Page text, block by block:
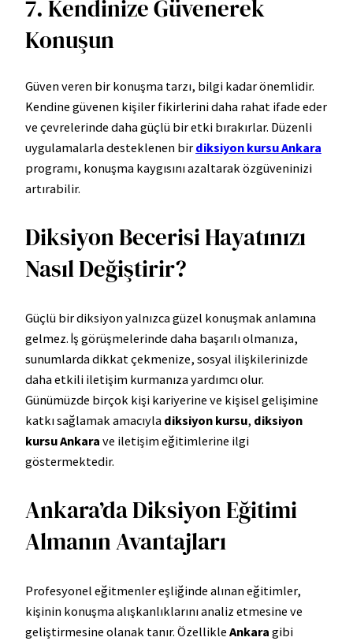
7. Kendinize Güvenerek
Konuşun
Güven veren bir konuşma tarzı, bilgi kadar önemlidir.
Kendine güvenen kişiler fikirlerini daha rahat ifade eder
ve çevrelerinde daha güçlü bir etki bırakırlar. Düzenli
uygulamalarla desteklenen bir diksiyon kursu Ankara
programı, konuşma kaygısını azaltarak özgüveninizi
artırabilir.
Diksiyon Becerisi Hayatınızı
Nasıl Değiştirir?
Güçlü bir diksiyon yalnızca güzel konuşmak anlamına
gelmez. İş görüşmelerinde daha başarılı olmanıza,
sunumlarda dikkat çekmenize, sosyal ilişkilerinizde
daha etkili iletişim kurmanıza yardımcı olur.
Günümüzde birçok kişi kariyerine ve kişisel gelişimine
katkı sağlamak amacıyla diksiyon kursu, diksiyon
kursu Ankara ve iletişim eğitimlerine ilgi
göstermektedir.
Ankara’da Diksiyon Eğitimi
Almanın Avantajları
Profesyonel eğitmenler eşliğinde alınan eğitimler,
kişinin konuşma alışkanlıklarını analiz etmesine ve
geliştirmesine olanak tanır. Özellikle Ankara gibi